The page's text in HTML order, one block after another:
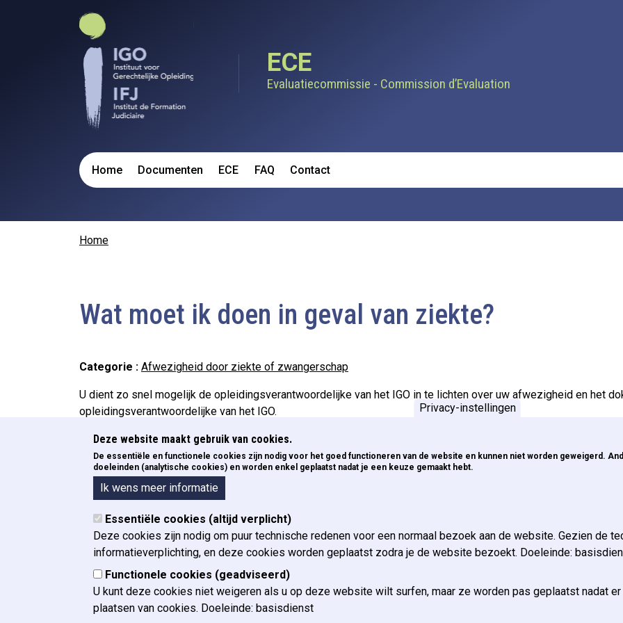
Privacy-instellingen
Deze website maakt gebruik van cookies.
De essentiële en functionele cookies zijn nodig voor het goed functioneren van de website en kunnen niet worden geweigerd.
doeleinden (analytische cookies) en worden enkel geplaatst nadat je een keuze gemaakt hebt.
Ik wens meer informatie
Essentiële cookies (altijd verplicht)
Deze cookies zijn nodig om puur technische redenen voor een normaal bezoek aan de website. Gezien de
informatieverplichting, en deze cookies worden geplaatst zodra je de website bezoekt. Doeleinde:
Functionele cookies (geadviseerd)
U kunt deze cookies niet weigeren als u op deze website wilt surfen, maar ze worden pas geplaatst nadat
plaatsen van cookies. Doeleinde: basisdienst
ECE
Evaluatiecommissie - Commission d’Evaluation
Navigation principale
Home Documenten ECE FAQ Contact
Kruimelpad
Home
Wat moet ik doen in geval van ziekte?
Categorie Afwezigheid door ziekte of zwangerschap
U dient zo snel mogelijk de opleidingsverantwoordelijke van het IGO in te lichten over uw afwezigheid en het
opleidingsverantwoordelijke van het IGO.
Pied de page
Documenten
Documenten voor magistraten in
opleiding
Stagemeesters documenten
ECE
Wat is ECE?
Leden van de ECE
FAQ
Contact